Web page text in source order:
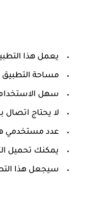
‏يعمل هذا
‏مساحة
‏سهل
‏لا يحتاج اتصال
‏عدد مستخدمي
‏يمكنك تحميل
‏سيجعل هذا